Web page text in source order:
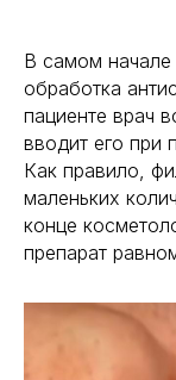
В самом начале
обработка
пациенте врач
вводит его при
Как правило,
маленьких
конце
препарат